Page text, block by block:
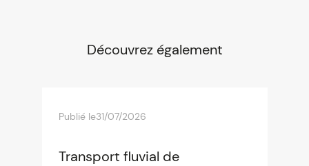
Découvrez également
Publié le31/07/2026
Transport fluvial de